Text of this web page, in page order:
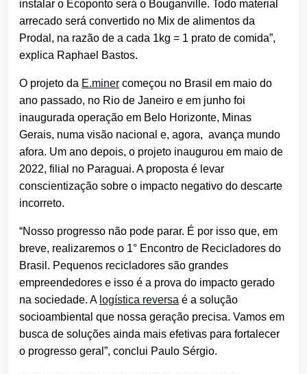
instalar o Ecoponto será o Bouganville. Todo material
arrecado será convertido no Mix de alimentos da
Prodal, na razão de a cada 1kg = 1 prato de comida”,
explica Raphael Bastos.
O projeto da E.miner começou no Brasil em maio do
ano passado, no Rio de Janeiro e em junho foi
inaugurada operação em Belo Horizonte, Minas
Gerais, numa visão nacional e, agora, avança mundo
afora. Um ano depois, o projeto inaugurou em maio de
2022, filial no Paraguai. A proposta é levar
conscientização sobre o impacto negativo do descarte
incorreto.
“Nosso progresso não pode parar. É por isso que, em
breve, realizaremos o 1° Encontro de Recicladores do
Brasil. Pequenos recicladores são grandes
empreendedores e isso é a prova do impacto gerado
na sociedade. A logística reversa é a solução
socioambiental que nossa geração precisa. Vamos em
busca de soluções ainda mais efetivas para fortalecer
o progresso geral”, conclui Paulo Sérgio.